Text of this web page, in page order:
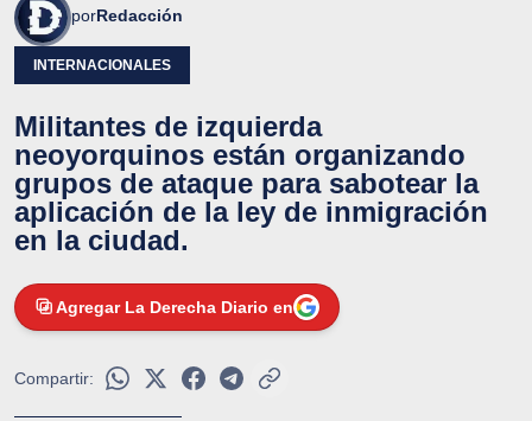
porRedacción
INTERNACIONALES
Militantes de izquierda
neoyorquinos están organizando
grupos de ataque para sabotear la
aplicación de la ley de inmigración
en la ciudad.
Agregar La Derecha Diario en
Compartir: